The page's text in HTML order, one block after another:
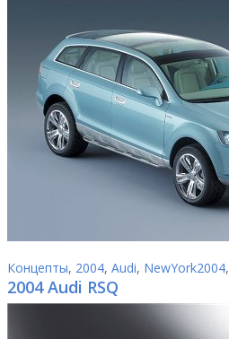
Концепты, 2004, Audi, NewYork2004,
2004 Audi RSQ